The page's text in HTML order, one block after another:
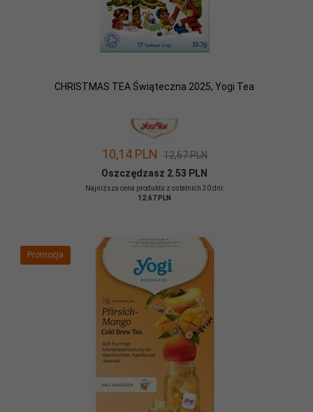
CHRISTMAS TEA Świąteczna 2025, Yogi Tea
10,14 PLN 12,67 PLN
Oszczędzasz 2.53 PLN
Najniższa cena produktu z ostatnich 30 dni:
12.67 PLN
Promocja